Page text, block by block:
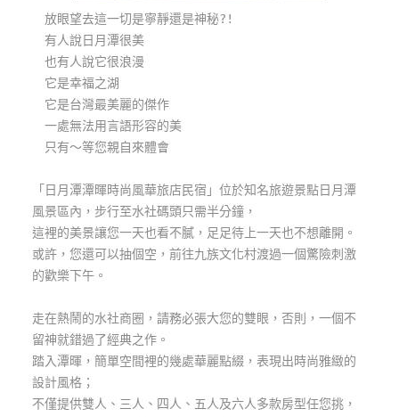
服
務
客
滿
意
度
放眼望去這一切是寧靜還是神秘?!
有人說日月潭很美
也有人說它很浪漫
它是幸福之湖
它是台灣最美麗的傑作
一處無法用言語形容的美
只有～等您親自來體會
「日月潭潭暉時尚風華旅店民宿」位於知名旅遊景點日月潭
風景區內，步行至水社碼頭只需半分鐘，
這裡的美景讓您一天也看不膩，足足待上一天也不想離開。
或許，您還可以抽個空，前往九族文化村渡過一個驚險刺激
的歡樂下午。
走在熱鬧的水社商圈，請務必張大您的雙眼，否則，一個不
留神就錯過了經典之作。
踏入潭暉，簡單空間裡的幾處華麗點綴，表現出時尚雅緻的
設計風格；
不僅提供雙人、三人、四人、五人及六人多款房型任您挑，